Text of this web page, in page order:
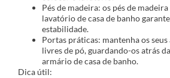
Pés de madeira: os pés de
lavatório de casa de banho
estabilidade.
Portas práticas: mantenha os
livres de pó, guardando-os atrás
armário de casa de banho.
Dica útil: